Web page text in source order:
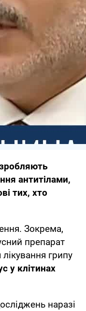
антитілами,
тих, хто
Зокрема,
препарат
грипу
у клітинах
наразі